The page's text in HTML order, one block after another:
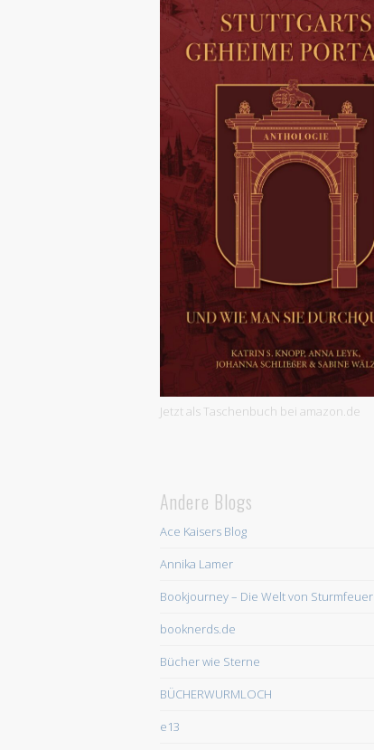
Jetzt als Taschenbuch bei amazon.de
Andere Blogs
Ace Kaisers Blog
Annika Lamer
Bookjourney – Die Welt von Sturmfeuer
booknerds.de
Bücher wie Sterne
BÜCHERWURMLOCH
e13